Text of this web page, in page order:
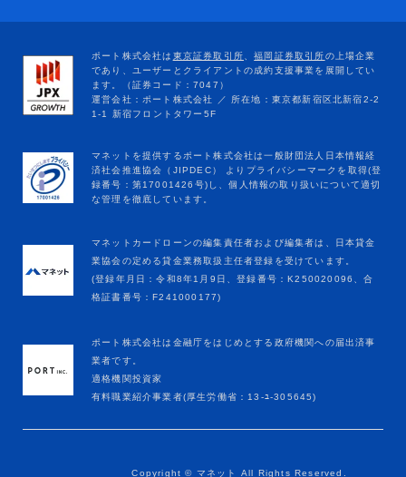
マネットカードローンの編集責任者および編集者は、日本貸金
業協会の定める貸金業務取扱主任者登録を受けています。
(登録年月日：令和8年1月9日、登録番号：K250020096、合
格証書番号：F241000177)
ポート株式会社は金融庁をはじめとする政府機関への届出済事
業者です。
適格機関投資家
有料職業紹介事業者(厚生労働省：13-ﾕ-305645)